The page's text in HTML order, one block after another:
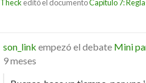
Theck editó el documentoCapítulo 7:
son_link empezó el debate Mini
9 meses